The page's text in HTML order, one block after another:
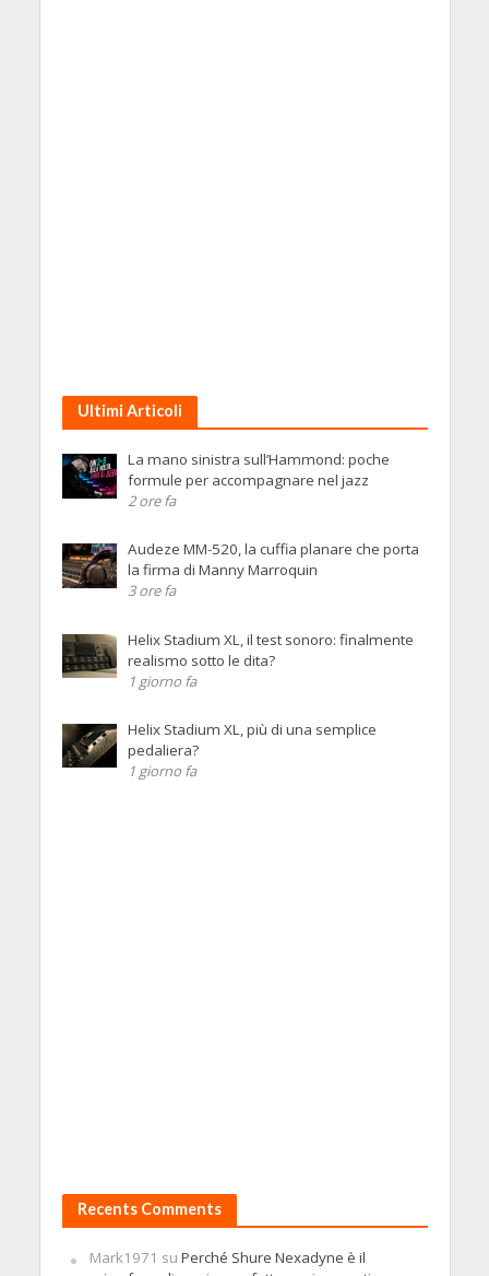
Ultimi Articoli
La mano sinistra sull’Hammond: poche
formule per accompagnare nel jazz
2 ore fa
Audeze MM-520, la cuffia planare che porta
la firma di Manny Marroquin
3 ore fa
Helix Stadium XL, il test sonoro: finalmente
realismo sotto le dita?
1 giorno fa
Helix Stadium XL, più di una semplice
pedaliera?
1 giorno fa
Recents Comments
Mark1971 su Perché Shure Nexadyne è il